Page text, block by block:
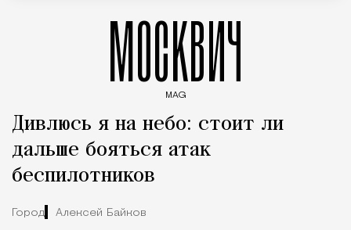
МОСКВИЧ
MAG
Дивлюсь я на небо: стоит ли
дальше бояться атак
беспилотников
Город Алексей Байков